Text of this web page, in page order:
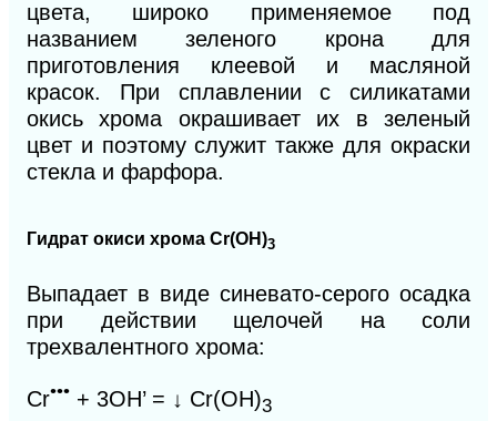
цвета, широко применяемое под
названием зеленого крона для
приготовления клеевой и масляной
красок. При сплавлении с силикатами
окись хрома окрашивает их в зеленый
цвет и поэтому служит также для окраски
стекла и фарфора.
Гидрат окиси хрома Сr(ОН)3
Выпадает в виде синевато-серого осадка
при действии щелочей на соли
трехвалентного хрома:
Cr••• + 3ОН’ = ↓ Сr(ОН)3